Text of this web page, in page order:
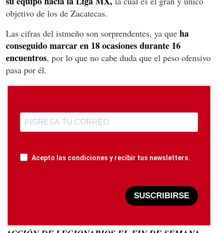
objetivo de los de Zacatecas.
Las cifras del istmeño son sorprendentes, ya que ha
conseguido marcar en 18 ocasiones durante 16
encuentros, por lo que no cabe duda que el peso ofensivo
pasa por él.
Acepto las condiciones y recibir tus newsletters.
SUSCRIBIRSE